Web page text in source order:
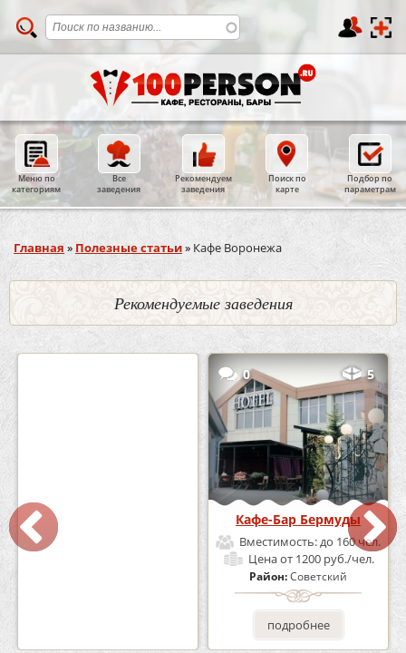
Меню по
категориям
Все
заведения
Рекомендуем
заведения
Поиск по
карте
Подбор по
параметрам
Вы здесь
Главная » Полезные статьи» Кафе Воронежа
Рекомендуемые заведения
Кафе «Шишка»
Вместимость:
0 5
Кафе-Бар Бермуды
Вместимость:до 160 чел.
Ценаот 1200 руб./чел.
Район:Советский
подробнее